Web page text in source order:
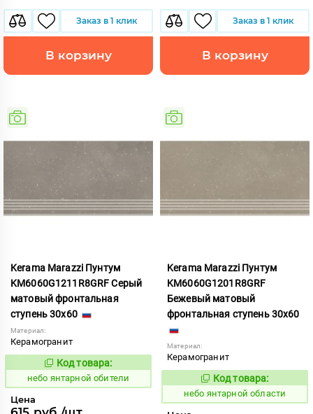
Заказ в 1 клик
В корзину
Заказ в 1 клик
В корзину
Kerama Marazzi Пунтум
KM6060G1211R8GRF Серый
матовый фронтальная
ступень 30x60
Материал:
Керамогранит
1124812
Код товара:
небо янтарной обители
Цена
Kerama Marazzi Пунтум
KM6060G1201R8GRF
Бежевый матовый
фронтальная ступень 30x60
Материал:
Керамогранит
1124813
Код товара:
небо янтарной области